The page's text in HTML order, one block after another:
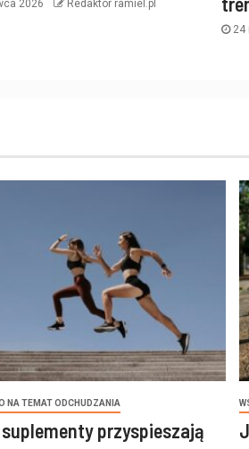
2026 Redaktor ramiel.pl
24
NA TEMAT ODCHUDZANIA
przyspieszają